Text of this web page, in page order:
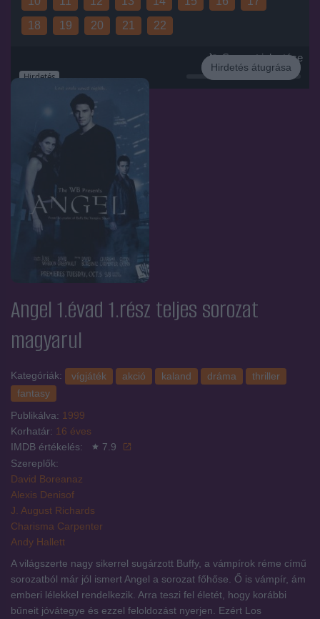
Hirdetés
Hirdetés átugrása
18
19 20 21 22
Sorozat jelentése
Angel 1.évad 1.rész teljes sorozat
magyarul
Kategóriák: vígjáték akció kaland dráma
thriller
fantasy
Publikálva: 1999
Korhatár: 16 éves
IMDB értékelés:
7.9
Szereplők:
David Boreanaz
Alexis Denisof
J. August Richards
Charisma Carpenter
Andy Hallett
A világszerte nagy sikerrel sugárzott Buffy, a vámpírok réme című
sorozatból már jól ismert Angel a sorozat főhőse. Ő is vámpír, ám
emberi lélekkel rendelkezik. Arra teszi fel életét, hogy korábbi
bűneit jóvátegye és ezzel feloldozást nyerjen. Ezért Los